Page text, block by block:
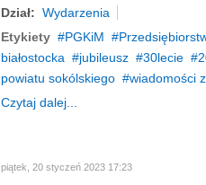
Dział: Wydarzenia
Etykiety
PGKiM
białostocka
jubileusz 30lecie
powiatu sokólskiego
wiadomości
Czytaj dalej...
piątek, 20 styczeń 2023 17:23